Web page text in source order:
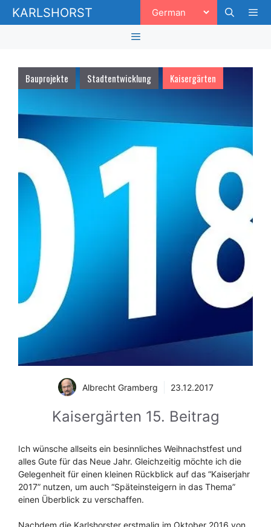
Zum
InhaltKARLSHORST
Bauprojekte Stadtentwicklung Kaisergärten
Albrecht Gramberg 23.12.2017
Kaisergärten 15. Beitrag
Ich wünsche allseits ein besinnliches Weihnachstfest und
alles Gute für das Neue Jahr. Gleichzeitig möchte ich die
Gelegenheit für einen kleinen Rückblick auf das “Kaiserjahr
2017” nutzen, um auch “Späteinsteigern in das Thema”
einen Überblick zu verschaffen.
Nachdem die Karlshorster erstmalig im Oktober 2016 von